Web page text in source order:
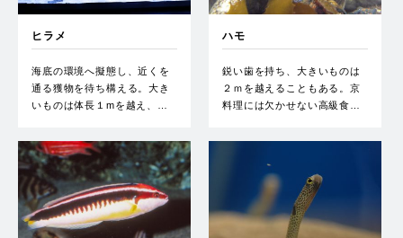
ヒラメ
海底の環境へ擬態し、近くを
通る獲物を待ち構える。大き
いものは体長１mを越え、…
ハモ
鋭い歯を持ち、大きいものは
２ｍを越えることもある。京
料理には欠かせない高級食…